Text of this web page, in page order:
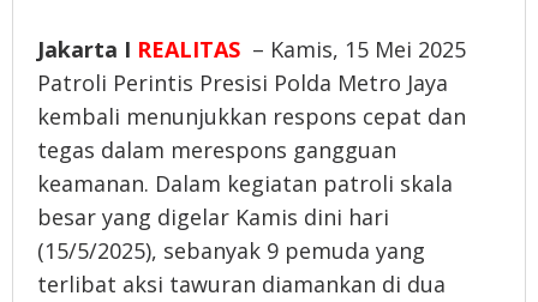
Tajam
di
Jakarta
Timur
Jakarta I REALITAS – Kamis, 15 Mei 2025
Patroli Perintis Presisi Polda Metro Jaya
kembali menunjukkan respons cepat dan
tegas dalam merespons gangguan
keamanan. Dalam kegiatan patroli skala
besar yang digelar Kamis dini hari
(15/5/2025), sebanyak 9 pemuda yang
terlibat aksi tawuran diamankan di dua